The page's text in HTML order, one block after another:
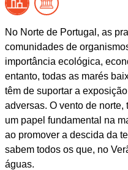
No Norte de Portugal, as
comunidades de
importância ecológica,
entanto, todas as marés
têm de suportar a
adversas. O vento de
um papel fundamental na
ao promover a descida da
sabem todos os que, no
águas.